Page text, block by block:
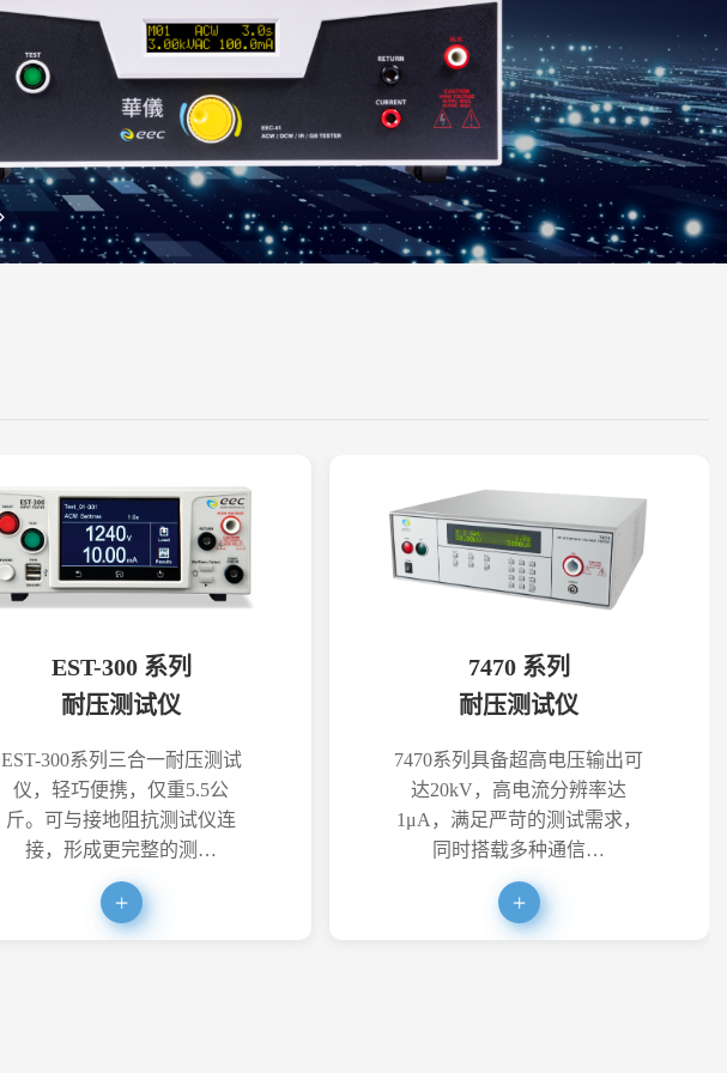
EST-300 系列
耐压测试仪
EST-300系列三合一耐压测试
仪，轻巧便携，仅重5.5公
斤。可与接地阻抗测试仪连
接，形成更完整的测…
7470 系列
耐压测试仪
7470系列具备超高电压输出可
达20kV，高电流分辨率达
1μA，满足严苛的测试需求，
同时搭载多种通信…